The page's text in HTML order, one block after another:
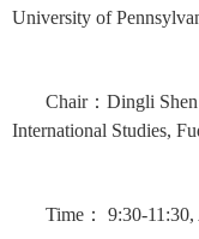
University of
Chair： Dingli Shen
International Studies,
Time ： 9:30-